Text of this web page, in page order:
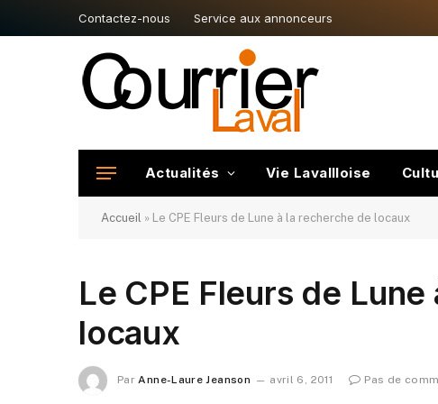
Contactez-nous Service aux annonceurs
Actualités Vie Lavallloise
Accueil » Le CPE Fleurs de Lune à la recherche de locaux
Le CPE Fleurs de
locaux
Par Anne-Laure Jeanson avril 6, 2011 Pas de